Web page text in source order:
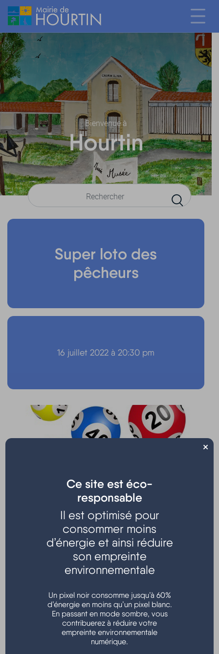
Bienvenue à
Hourtin
Super loto des
pêcheurs
16 juillet 2022 à 20:30 pm
Organisé par l'association "Le Sandre Hourtinais".
Nombreux lots : trottinette électrique, salon de jardin, TV,
bons d'achats.....
Buvette et petite restauration sur place.
Salle des fêtes – Hourtin bourg
Ce site est éco-
responsable
Il est optimisé pour
consommer moins
d’énergie et ainsi réduire
son empreinte
environnementale
Un pixel noir consomme jusqu’à 60%
d’énergie en moins qu’un pixel blanc.
En passant en mode sombre, vous
contribuerez à réduire votre
empreinte environnementale
numérique.
×